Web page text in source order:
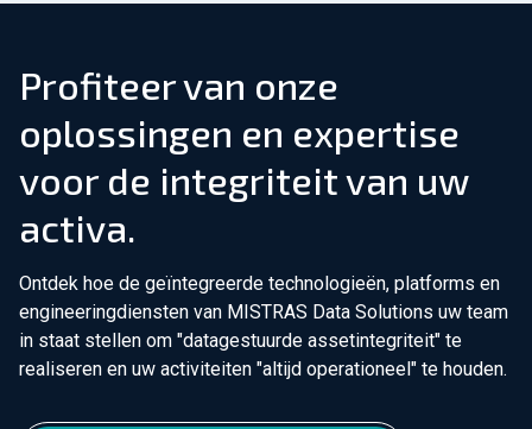
Profiteer van onze
oplossingen en expertise
voor de integriteit van uw
activa.
Ontdek hoe de geïntegreerde technologieën, platforms en
engineeringdiensten van MISTRAS Data Solutions uw team
in staat stellen om "datagestuurde assetintegriteit" te
realiseren en uw activiteiten "altijd operationeel" te houden.